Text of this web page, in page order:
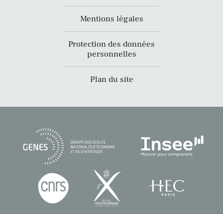
Mentions légales
Protection des données
personnelles
Plan du site